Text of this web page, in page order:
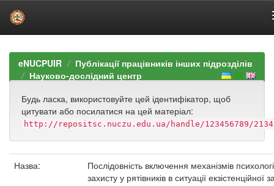
navigationeNUCPUIR
Публікації працівників інших підрозділів
Науково-дослідний центр
Будь ласка, використовуйте цей ідентифікатор, щоб
цитувати або посилатися на цей матеріал:
http://repositsc.nuczu.edu.ua/handle/123456789/2134
Назва:
Послідовність включення механізмів
захисту у рятівників в ситуації екзістенційної